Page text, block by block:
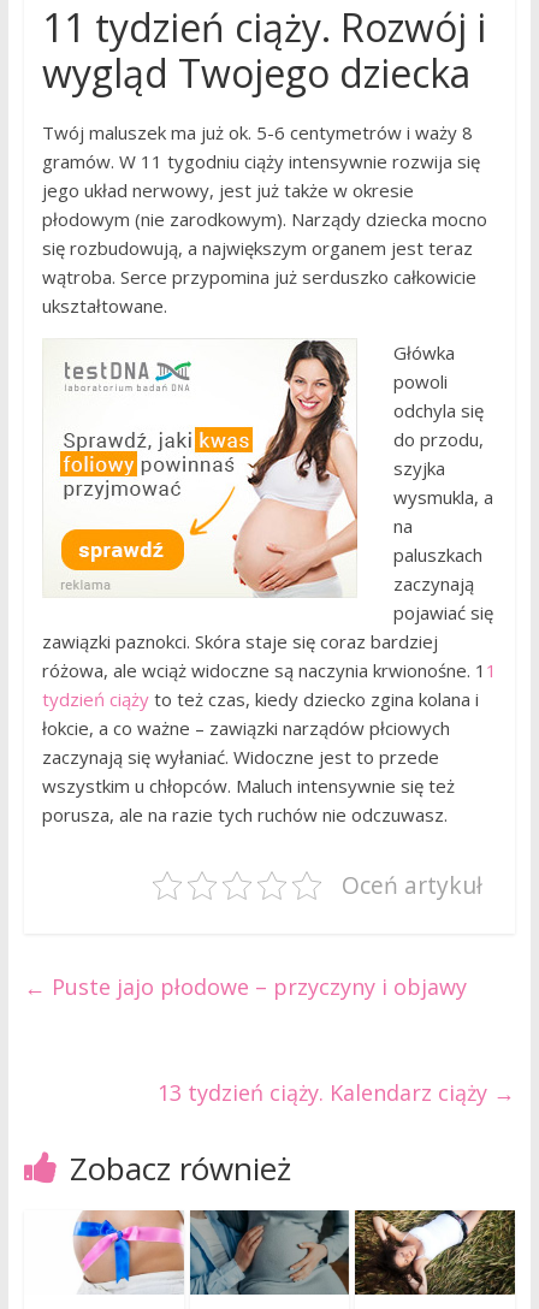
11 tydzień ciąży. Rozwój i
wygląd Twojego dziecka
Twój maluszek ma już ok. 5-6 centymetrów i waży 8
gramów. W 11 tygodniu ciąży intensywnie rozwija się
jego układ nerwowy, jest już także w okresie
płodowym (nie zarodkowym). Narządy dziecka mocno
się rozbudowują, a największym organem jest teraz
wątroba. Serce przypomina już serduszko całkowicie
ukształtowane.
Główka
powoli
odchyla się
do przodu,
szyjka
wysmukla, a
na
paluszkach
zaczynają
pojawiać się
zawiązki paznokci. Skóra staje się coraz bardziej
różowa, ale wciąż widoczne są naczynia krwionośne. 1 1
tydzień ciążyto też czas, kiedy dziecko zgina kolana i
łokcie, a co ważne – zawiązki narządów płciowych
zaczynają się wyłaniać. Widoczne jest to przede
wszystkim u chłopców. Maluch intensywnie się też
porusza, ale na razie tych ruchów nie odczuwasz.
Oceń artykuł
← Puste jajo płodowe – przyczyny i objawy
13 tydzień ciąży. Kalendarz ciąży →
Zobacz również